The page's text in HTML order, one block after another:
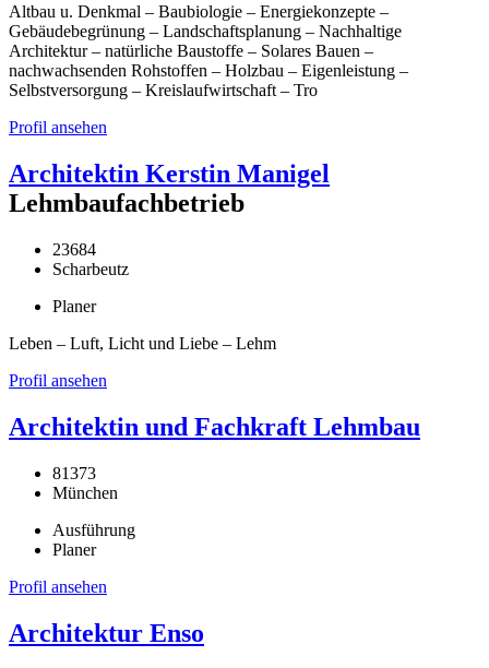
Altbau u. Denkmal – Baubiologie – Energiekonzepte –
Gebäudebegrünung – Landschaftsplanung – Nachhaltige
Architektur – natürliche Baustoffe – Solares Bauen –
nachwachsenden Rohstoffen – Holzbau – Eigenleistung –
Selbstversorgung – Kreislaufwirtschaft – Tro
Profil ansehen
Architektin Kerstin Manigel
Lehmbaufachbetrieb
23684
Scharbeutz
Planer
Leben – Luft, Licht und Liebe – Lehm
Profil ansehen
Architektin und Fachkraft Lehmbau
81373
München
Ausführung
Planer
Profil ansehen
Architektur Enso